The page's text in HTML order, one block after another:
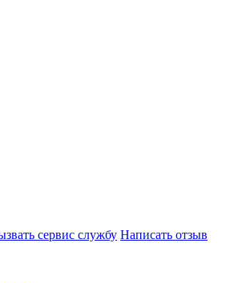
сервис службу Написать отзыв